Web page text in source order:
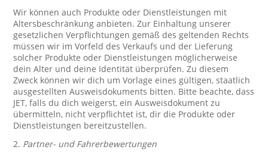
Wir können auch Produkte oder Dienstleistungen mit
Altersbeschränkung anbieten. Zur Einhaltung unserer
gesetzlichen Verpflichtungen gemäß des geltenden Rechts
müssen wir im Vorfeld des Verkaufs und der Lieferung
solcher Produkte oder Dienstleistungen möglicherweise
dein Alter und deine Identität überprüfen. Zu diesem
Zweck können wir dich um Vorlage eines gültigen, staatlich
ausgestellten Ausweisdokuments bitten. Bitte beachte, dass
JET, falls du dich weigerst, ein Ausweisdokument zu
übermitteln, nicht verpflichtet ist, dir die Produkte oder
Dienstleistungen bereitzustellen.
2. Partner- und Fahrerbewertungen